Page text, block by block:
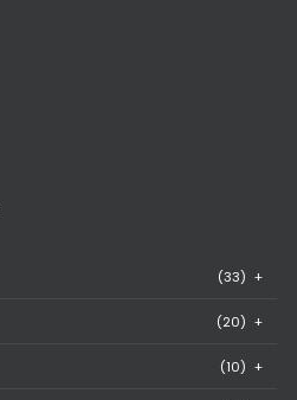
(33) +
(20) +
(10) +